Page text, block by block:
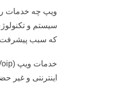
ویپ چه خدمات را
سیستم و
که سبب پیشرفت
اینترنتی و